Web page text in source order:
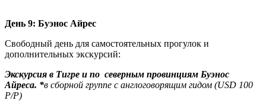
День 9: Буэнос Айрес
Свободный день для самостоятельных прогулок и
дополнительных экскурсий:
Экскурсия в Тигре и по северным провинциям Буэнос
Айреса. *в сборной группе с англоговорящим гидом (USD 100
P/P)